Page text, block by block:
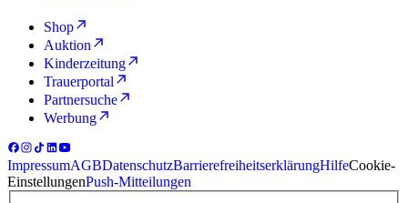
Shop
Auktion
Kinderzeitung
Trauerportal
Partnersuche
Werbung
ImpressumAGBDatenschutzBarrierefreiheitserklärungHilfeCookie-
EinstellungenPush-Mitteilungen